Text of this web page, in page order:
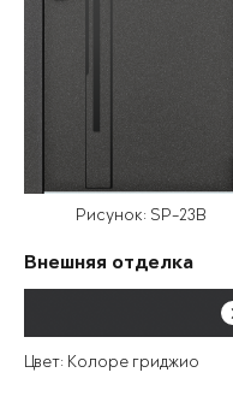
Рисунок: SP-23B
Внешняя отделка
Цвет: Колоре гриджио